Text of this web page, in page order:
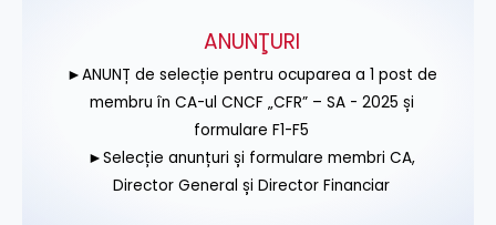
ANUNŢURI
►ANUNȚ de selecție pentru ocuparea a 1 post de
membru în CA-ul CNCF „CFR” – SA - 2025 și
formulare F1-F5
►Selecție anunțuri și formulare membri CA,
Director General și Director Financiar